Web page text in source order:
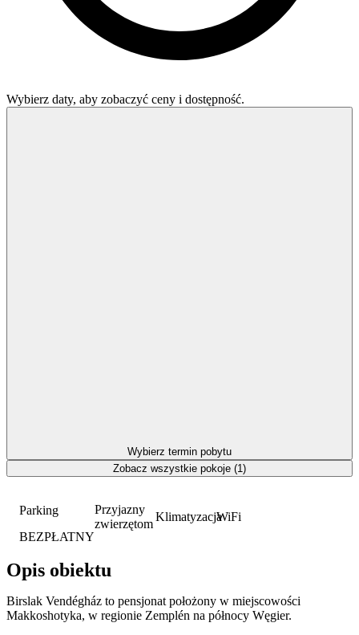
Parking
BEZPŁATNY
Przyjazny
zwierzętom
KlimatyzacjaWiFi
Opis obiektu
Birslak Vendégház to pensjonat położony w miejscowości
Makkoshotyka, w regionie Zemplén na północy Węgier.
Wybierz daty, aby zobaczyć ceny i dostępność.
Wybierz termin pobytu
Zobacz wszystkie pokoje (1)